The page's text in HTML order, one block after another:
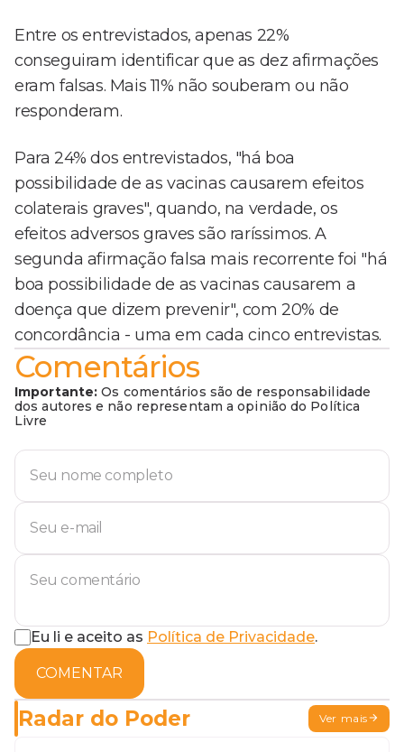
Entre os entrevistados, apenas 22%
conseguiram identificar que as dez afirmações
eram falsas. Mais 11% não souberam ou não
responderam.
Para 24% dos entrevistados, "há boa
possibilidade de as vacinas causarem efeitos
colaterais graves", quando, na verdade, os
efeitos adversos graves são raríssimos. A
segunda afirmação falsa mais recorrente foi "há
boa possibilidade de as vacinas causarem a
doença que dizem prevenir", com 20% de
concordância - uma em cada cinco entrevistas.
Comentários
Importante: Os comentários são de responsabilidade
dos autores e não representam a opinião do Política
Livre
Eu li e aceito as Política de Privacidade.
COMENTAR
Radar do Poder Ver mais